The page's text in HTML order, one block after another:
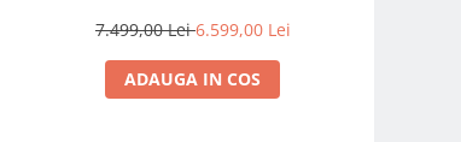
7.499,00 Lei6.599,00 Lei
ADAUGA IN COS